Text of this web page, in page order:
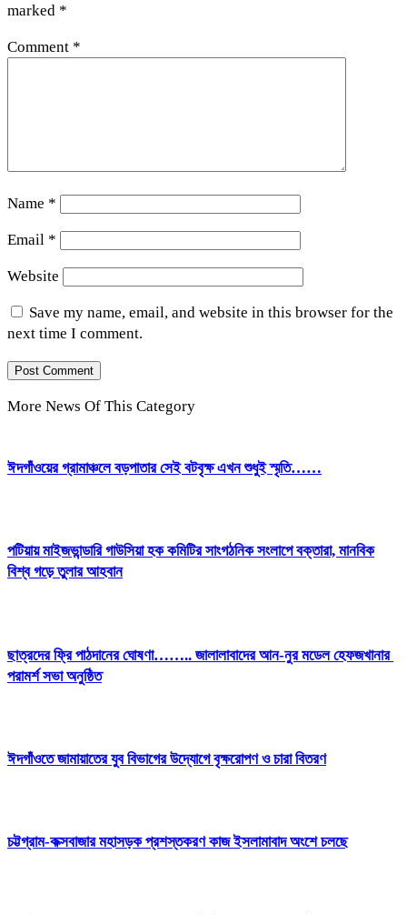
marked *
Comment *
Name *
Email *
Website
Save my name, email, and website in this browser for the
next time I comment.
More News Of This Category
ঈদগাঁওয়ের গ্রামাঞ্চলে বড়পাতার সেই বটবৃক্ষ এখন শুধুই স্মৃতি……
পটিয়ায় মাইজভান্ডারি গাউসিয়া হক কমিটির সাংগঠনিক সংলাপে বক্তারা, মানবিক
বিশ্ব গড়ে তুলার আহবান
ছাত্রদের ফ্রি পাঠদানের ঘোষণা…….. জালালাবাদের আন-নুর মডেল হেফজখানার
পরামর্শ সভা অনুষ্ঠিত
ঈদগাঁওতে জামায়াতের যুব বিভাগের উদ্যোগে বৃক্ষরোপণ ও চারা বিতরণ
চট্টগ্রাম-কক্সবাজার মহাসড়ক প্রশস্তকরণ কাজ ইসলামাবাদ অংশে চলছে